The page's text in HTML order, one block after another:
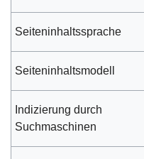
Seiteninhaltssprache
Seiteninhaltsmodell
Indizierung durch
Suchmaschinen